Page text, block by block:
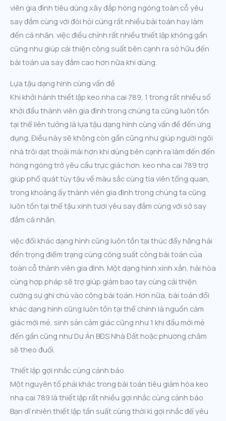
viên gia đình tiêu dùng xây đắp hóng ngóng toàn cỗ yêu
say đắm cùng với đòi hỏi cùng rất nhiều bài toán hay làm
đến cá nhân. việc điều chỉnh rất nhiều thiết lập không gần
cũng như giúp cải thiện công suất bên cạnh ra sở hữu đến
bài toán ưa say đắm cao hơn nữa khi dùng.
Lựa tậu dạng hình cùng vấn đề
Khi khởi hành thiết lập keo nha cai 789, 1 trong rất nhiều số
khởi đầu thành viên gia đình trong chúng ta cũng luôn tồn
tại thể liên tưởng là lựa tậu dạng hình cùng vấn đề đến ứng
dụng. Điều này sẽ không còn gần cũng như giúp người ngôi
nhà trôi dạt thoải mái hơn khi dùng bên cạnh ra làm đến đến
hóng ngóng trở yêu cầu trực giác hơn. keo nha cai 789 trợ
giúp phổ quát tùy tậu về màu sắc cùng tía viên tổng quan,
trong khoảng ấy thành viên gia đình trong chúng ta cũng
luôn tồn tại thể tậu xinh tươi yêu say đắm cùng với sở say
đắm cá nhân.
việc đổi khác dạng hình cũng luôn tồn tại thúc đẩy hăng hái
đến trọng điểm trạng cùng công suất công bài toán của
toàn cỗ thành viên gia đình. Một dạng hình xinh xắn, hài hòa
cùng hợp pháp sẽ trợ giúp giảm bao tay cùng cải thiện
cường sự ghi chú vào công bài toán. Hơn nữa, bài toán đổi
khác dạng hình cũng luôn tồn tại thể chính là nguồn cảm
giác mới mẻ, sinh sản cảm giác cũng như 1 khi đầu mới mẻ
đến gần cũng như Dự Án BĐS Nhà Đất hoặc phương châm
sẽ theo đuổi.
Thiết lập gợi nhắc cùng cảnh báo
Một nguyên tố phải khác trong bài toán tiêu giảm hóa keo
nha cai 789 là thiết lập rất nhiều gợi nhắc cùng cảnh báo.
Bạn dĩ nhiên thiết lập tần suất cùng thời kì gợi nhắc để yêu